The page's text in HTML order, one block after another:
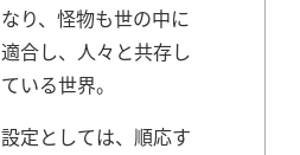
なり、怪物も世の中に
適合し、人々と共存し
ている世界。
設定としては、順応す